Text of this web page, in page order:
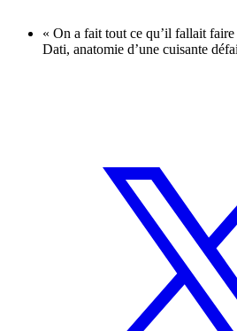
« On a fait tout ce qu’il fallait
Dati, anatomie d’une cuisante